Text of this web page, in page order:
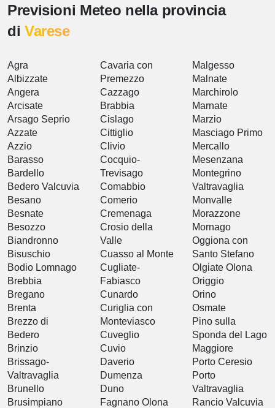
Previsioni Meteo nella provincia
di Varese
Agra
Albizzate
Angera
Arcisate
Arsago Seprio
Azzate
Azzio
Barasso
Bardello
Bedero Valcuvia
Besano
Besnate
Besozzo
Biandronno
Bisuschio
Bodio Lomnago
Brebbia
Bregano
Brenta
Brezzo di
Bedero
Brinzio
Brissago-
Valtravaglia
Brunello
Brusimpiano
Cavaria con
Premezzo
Cazzago
Brabbia
Cislago
Cittiglio
Clivio
Cocquio-
Trevisago
Comabbio
Comerio
Cremenaga
Crosio della
Valle
Cuasso al Monte
Cugliate-
Fabiasco
Cunardo
Curiglia con
Monteviasco
Cuveglio
Cuvio
Daverio
Dumenza
Duno
Fagnano Olona
Malgesso
Malnate
Marchirolo
Marnate
Marzio
Masciago Primo
Mercallo
Mesenzana
Montegrino
Valtravaglia
Monvalle
Morazzone
Mornago
Oggiona con
Santo Stefano
Olgiate Olona
Origgio
Orino
Osmate
Pino sulla
Sponda del Lago
Maggiore
Porto Ceresio
Porto
Valtravaglia
Rancio Valcuvia